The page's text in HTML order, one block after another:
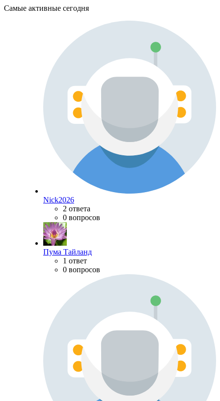
Самые активные сегодня
Nick2026
2 ответа
0 вопросов
Пума Тайланд
1 ответ
0 вопросов